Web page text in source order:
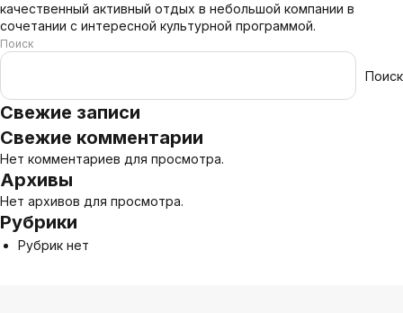
качественный активный отдых в небольшой компании в
сочетании с интересной культурной программой.
Поиск
Поиск
Свежие записи
Свежие комментарии
Нет комментариев для просмотра.
Архивы
Нет архивов для просмотра.
Рубрики
Рубрик нет